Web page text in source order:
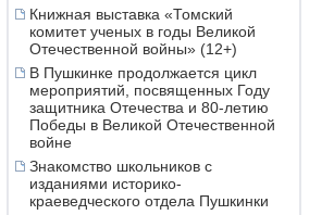
Книжная выставка «Томский
комитет ученых в годы Великой
Отечественной войны» (12+)
В Пушкинке продолжается цикл
мероприятий, посвященных Году
защитника Отечества и 80-летию
Победы в Великой Отечественной
войне
Знакомство школьников с
изданиями историко-
краеведческого отдела Пушкинки